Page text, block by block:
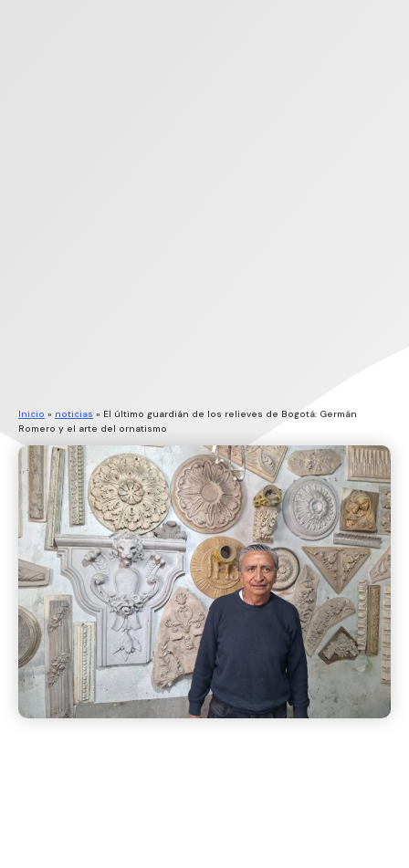
Inicio » noticias » El último guardián de los relieves de Bogotá: Germán
Romero y el arte del ornatismo